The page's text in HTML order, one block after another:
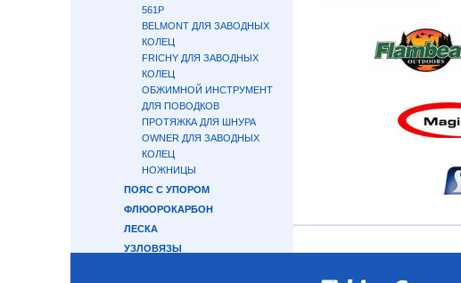
561P
BELMONT ДЛЯ ЗАВОДНЫХ
КОЛЕЦ
FRICHY ДЛЯ ЗАВОДНЫХ
КОЛЕЦ
ОБЖИМНОЙ ИНСТРУМЕНТ
ДЛЯ ПОВОДКОВ
ПРОТЯЖКА ДЛЯ ШНУРА
OWNER ДЛЯ ЗАВОДНЫХ
КОЛЕЦ
НОЖНИЦЫ
ПОЯС С УПОРОМ
ФЛЮОРОКАРБОН
ЛЕСКА
УЗЛОВЯЗЫ